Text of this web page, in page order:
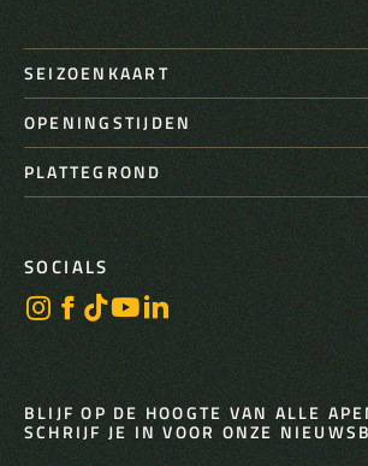
SEIZOENKAART
OPENINGSTIJDEN
PLATTEGROND
SOCIALS
BLIJF OP DE HOOGTE VAN ALLE
SCHRIJF JE IN VOOR ONZE